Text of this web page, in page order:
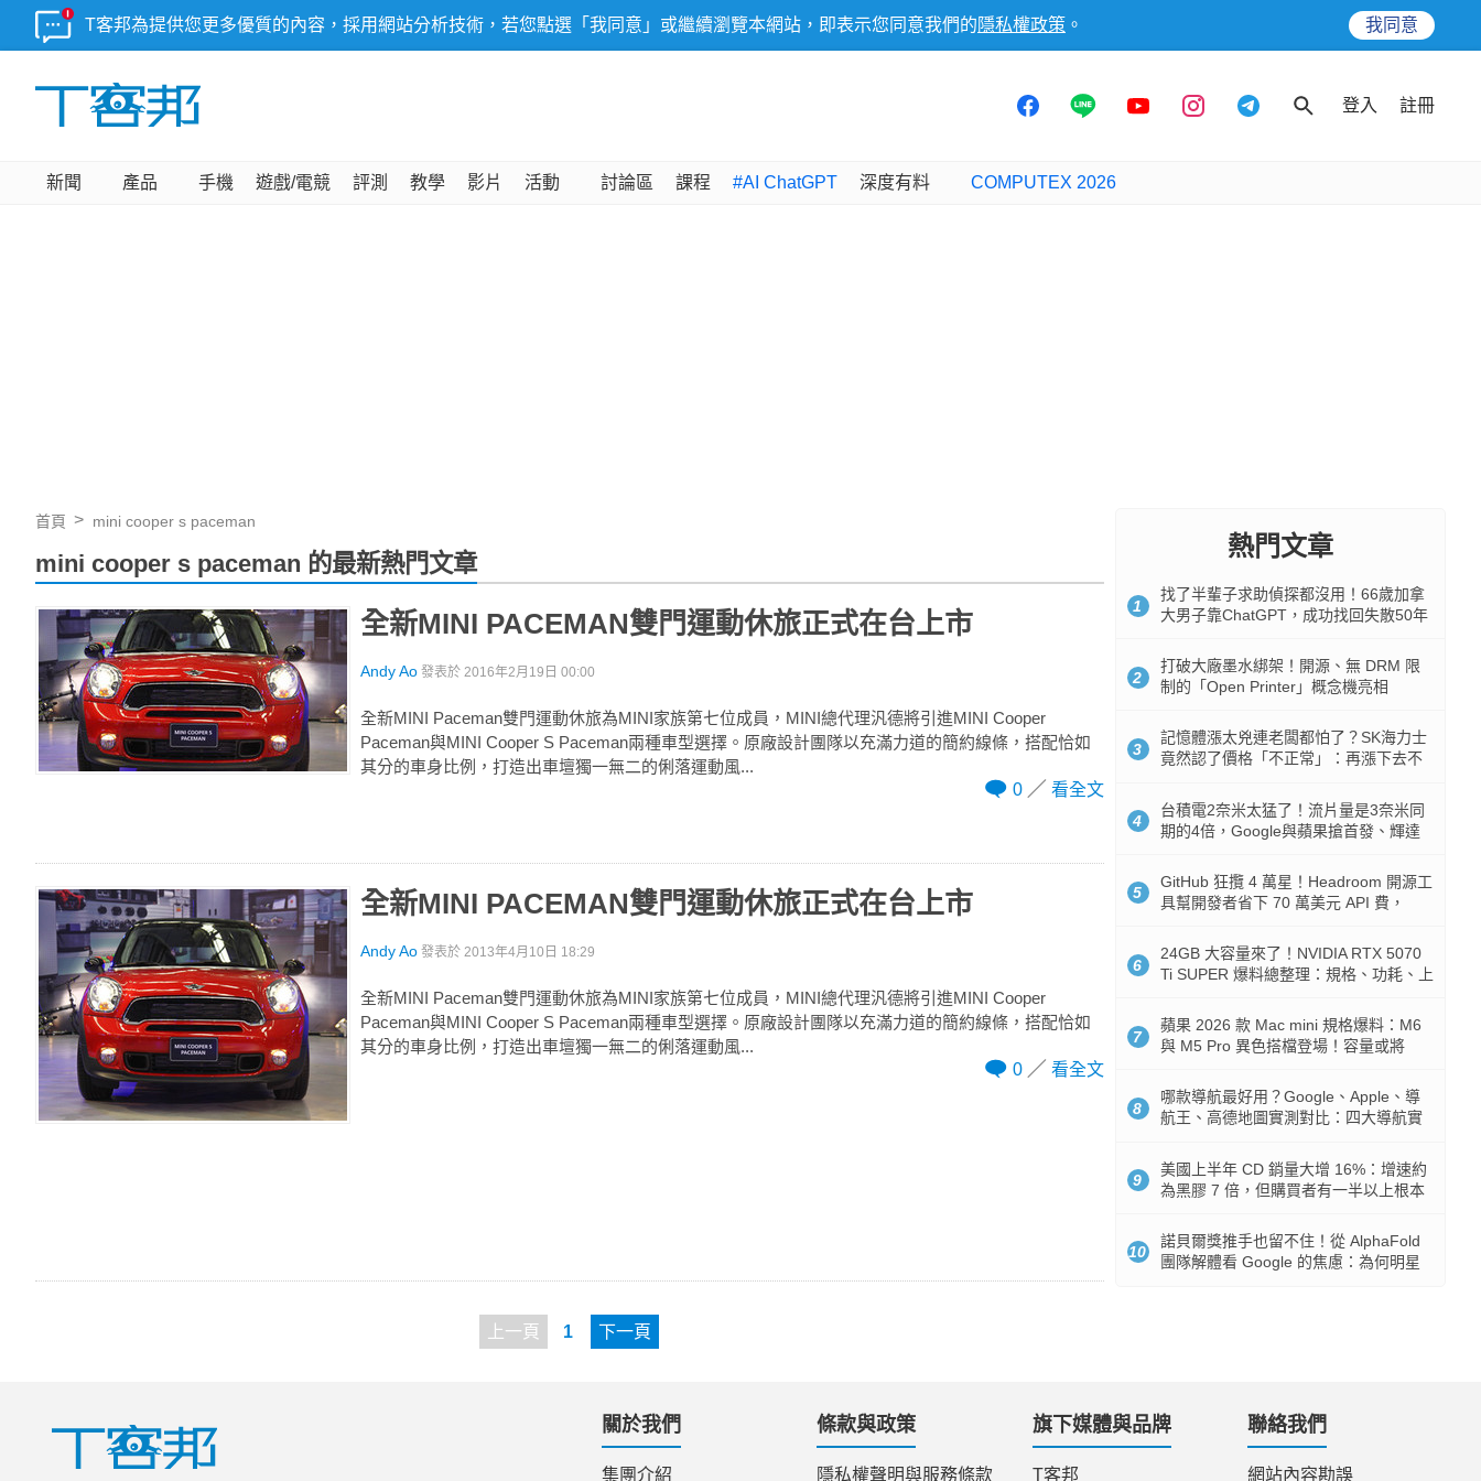
T客邦為提供您更多優質的內容，採用網站分析技術，若您點選「我同意」或繼續瀏覽本網站，即表示您同意我們的 隱私權政策 。 我同意
登入 註冊
新聞 產品 手機 遊戲/電競 評測 教學 影片 活動 討論區 課程 #AI ChatGPT 深度有料 COMPUTEX 2026
首頁 mini cooper s paceman
mini cooper s paceman 的最新熱門文章
全新MINI PACEMAN雙門運動休旅正式在台上市
Andy Ao 發表於 2016年2月19日 00:00
全新MINI Paceman雙門運動休旅為MINI家族第七位成員，MINI總代理汎德將引進MINI Cooper
Paceman與MINI Cooper S Paceman兩種車型選擇。原廠設計團隊以充滿力道的簡約線條，搭配恰如
其分的車身比例，打造出車壇獨一無二的俐落運動風...
0
看全文
全新MINI PACEMAN雙門運動休旅正式在台上市
Andy Ao 發表於 2013年4月10日 18:29
全新MINI Paceman雙門運動休旅為MINI家族第七位成員，MINI總代理汎德將引進MINI Cooper
Paceman與MINI Cooper S Paceman兩種車型選擇。原廠設計團隊以充滿力道的簡約線條，搭配恰如
其分的車身比例，打造出車壇獨一無二的俐落運動風...
0
看全文
上一頁 1 下一頁
熱門文章
1
找了半輩子求助偵探都沒用！66歲加拿
大男子靠ChatGPT，成功找回失散50年
2
打破大廠墨水綁架！開源、無 DRM 限
制的「Open Printer」概念機亮相
3
記憶體漲太兇連老闆都怕了？SK海力士
竟然認了價格「不正常」：再漲下去不
4
台積電2奈米太猛了！流片量是3奈米同
期的4倍，Google與蘋果搶首發、輝達
5
GitHub 狂攬 4 萬星！Headroom 開源工
具幫開發者省下 70 萬美元 API 費，
6
24GB 大容量來了！NVIDIA RTX 5070
Ti SUPER 爆料總整理：規格、功耗、上
7
蘋果 2026 款 Mac mini 規格爆料：M6
與 M5 Pro 異色搭檔登場！容量或將
8
哪款導航最好用？Google、Apple、導
航王、高德地圖實測對比：四大導航實
9
美國上半年 CD 銷量大增 16%：增速約
為黑膠 7 倍，但購買者有一半以上根本
10
諾貝爾獎推手也留不住！從 AlphaFold
團隊解體看 Google 的焦慮：為何明星
關於我們
集團介紹
條款與政策
隱私權聲明與服務條款
旗下媒體與品牌
T客邦
聯絡我們
網站內容勘誤